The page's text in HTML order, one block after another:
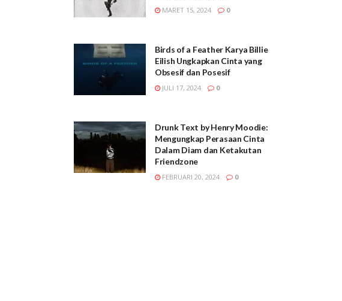
MARET 15, 2024 0
Birds of a Feather Karya Billie
Eilish Ungkapkan Cinta yang
Obsesif dan Posesif
JULI 17, 2024 0
Drunk Text by Henry Moodie:
Mengungkap Perasaan Cinta
Dalam Diam dan Ketakutan
Friendzone
FEBRUARI 20, 2024 0